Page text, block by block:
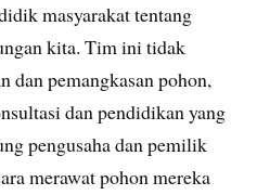
masyarakat tentang
kita. Tim ini tidak
dan pemangkasan pohon,
dan pendidikan yang
pengusaha dan pemilik
merawat pohon mereka